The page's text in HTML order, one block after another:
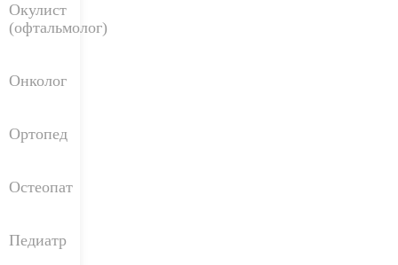
Окулист
(офтальмолог)
Онколог
Ортопед
Остеопат
Педиатр